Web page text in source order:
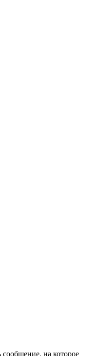
на которое